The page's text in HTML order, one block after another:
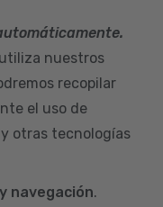
nuestros
recopilar
el uso de
otras tecnologías
y navegación.